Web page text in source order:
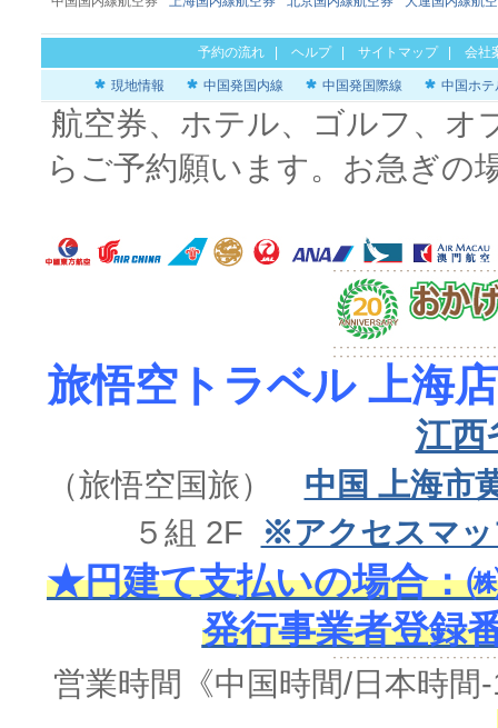
予約の流れ ヘルプ| サイトマップ| 会社
現地情報 中国発国内線 中国発国際線 中国ホテ
航空券、ホテル、ゴルフ、オ
らご予約願います。お急ぎの
旅悟空トラベル 上海店
江西
（旅悟空国旅） 中国 上海市
５組 2F
※アクセスマ
★円建て支払いの場合：
発行事業者登録
営業時間《中国時間/日本時間